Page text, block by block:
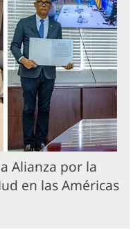
Alianza por la
en las Américas